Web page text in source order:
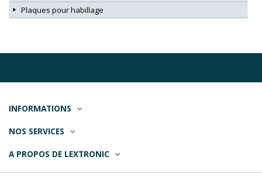
Plaques pour habillage
INFORMATIONS
NOS SERVICES
A PROPOS DE LEXTRONIC